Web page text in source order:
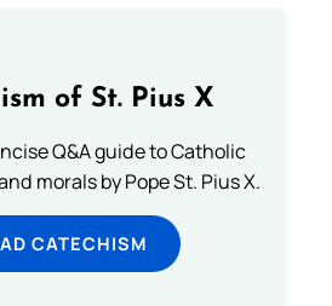
of St. Pius X
Q&A guide to Catholic
morals by Pope St. Pius X.
CATECHISM